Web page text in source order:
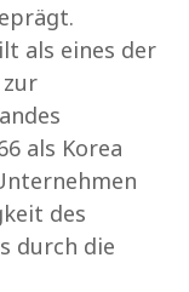
als eines der
als Korea
des
durch die